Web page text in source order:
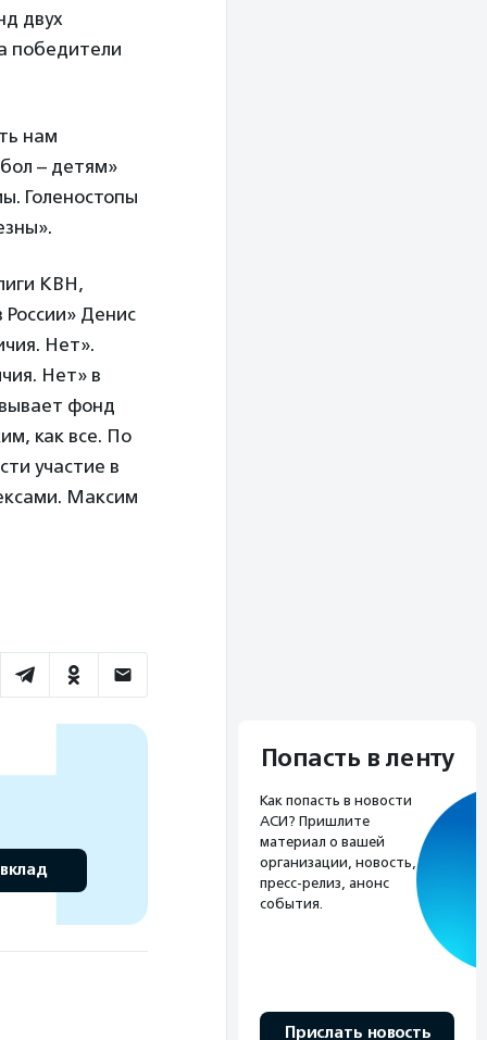
двух
победители
нам
– детям»
Голеностопы
КВН,
Денис
Нет».
Нет» в
фонд
как все. По
участие в
Максим
Попасть в ленту
Как попасть в новости
АСИ? Пришлите
материал о вашей
организации, новость,
пресс-релиз, анонс
события.
Прислать новость